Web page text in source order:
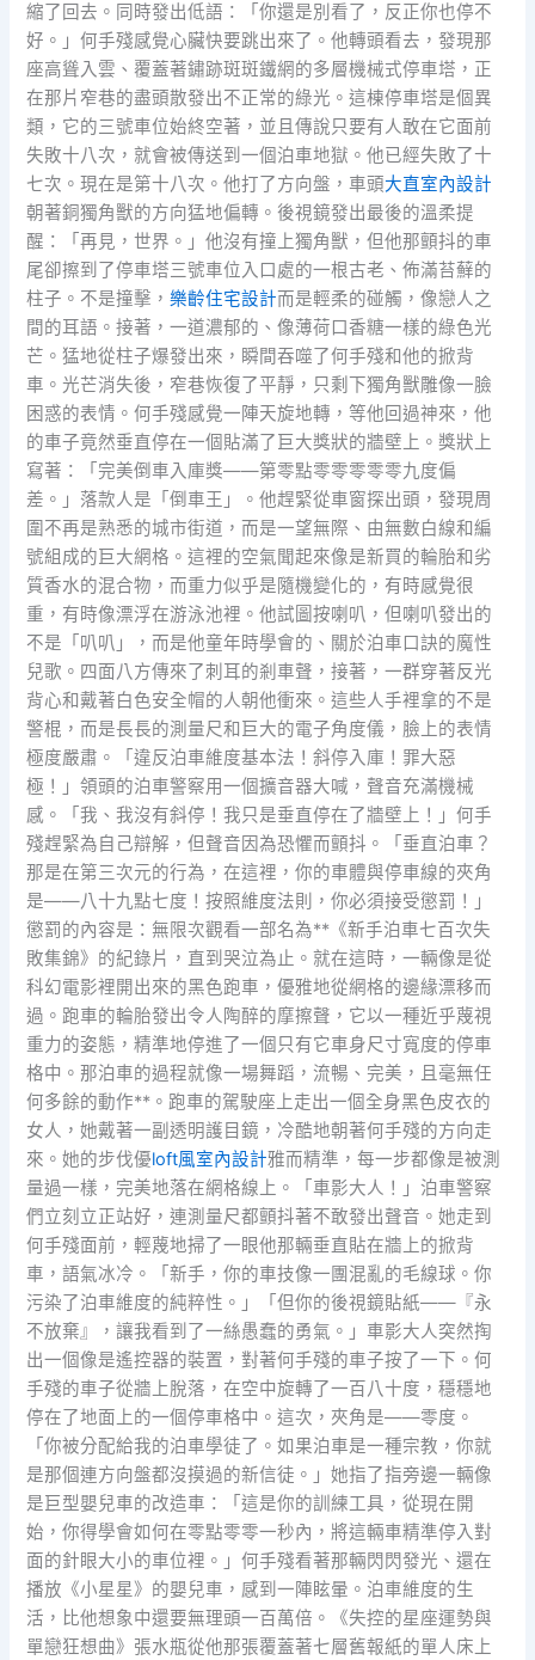
縮了回去。同時發出低語：「你還是別看了，反正你也停不
好。」何手殘感覺心臟快要跳出來了。他轉頭看去，發現那
座高聳入雲、覆蓋著鏽跡斑斑鐵網的多層機械式停車塔，正
在那片窄巷的盡頭散發出不正常的綠光。這棟停車塔是個異
類，它的三號車位始終空著，並且傳說只要有人敢在它面前
失敗十八次，就會被傳送到一個泊車地獄。他已經失敗了十
七次。現在是第十八次。他打了方向盤，車頭大直室內設計
朝著銅獨角獸的方向猛地偏轉。後視鏡發出最後的溫柔提
醒：「再見，世界。」他沒有撞上獨角獸，但他那顫抖的車
尾卻擦到了停車塔三號車位入口處的一根古老、佈滿苔蘚的
柱子。不是撞擊，樂齡住宅設計而是輕柔的碰觸，像戀人之
間的耳語。接著，一道濃郁的、像薄荷口香糖一樣的綠色光
芒。猛地從柱子爆發出來，瞬間吞噬了何手殘和他的掀背
車。光芒消失後，窄巷恢復了平靜，只剩下獨角獸雕像一臉
困惑的表情。何手殘感覺一陣天旋地轉，等他回過神來，他
的車子竟然垂直停在一個貼滿了巨大獎狀的牆壁上。獎狀上
寫著：「完美倒車入庫獎——第零點零零零零零九度偏
差。」落款人是「倒車王」。他趕緊從車窗探出頭，發現周
圍不再是熟悉的城市街道，而是一望無際、由無數白線和編
號組成的巨大網格。這裡的空氣聞起來像是新買的輪胎和劣
質香水的混合物，而重力似乎是隨機變化的，有時感覺很
重，有時像漂浮在游泳池裡。他試圖按喇叭，但喇叭發出的
不是「叭叭」，而是他童年時學會的、關於泊車口訣的魔性
兒歌。四面八方傳來了刺耳的剎車聲，接著，一群穿著反光
背心和戴著白色安全帽的人朝他衝來。這些人手裡拿的不是
警棍，而是長長的測量尺和巨大的電子角度儀，臉上的表情
極度嚴肅。「違反泊車維度基本法！斜停入庫！罪大惡
極！」領頭的泊車警察用一個擴音器大喊，聲音充滿機械
感。「我、我沒有斜停！我只是垂直停在了牆壁上！」何手
殘趕緊為自己辯解，但聲音因為恐懼而顫抖。「垂直泊車？
那是在第三次元的行為，在這裡，你的車體與停車線的夾角
是——八十九點七度！按照維度法則，你必須接受懲罰！」
懲罰的內容是：無限次觀看一部名為**《新手泊車七百次失
敗集錦》的紀錄片，直到哭泣為止。就在這時，一輛像是從
科幻電影裡開出來的黑色跑車，優雅地從網格的邊緣漂移而
過。跑車的輪胎發出令人陶醉的摩擦聲，它以一種近乎蔑視
重力的姿態，精準地停進了一個只有它車身尺寸寬度的停車
格中。那泊車的過程就像一場舞蹈，流暢、完美，且毫無任
何多餘的動作**。跑車的駕駛座上走出一個全身黑色皮衣的
女人，她戴著一副透明護目鏡，冷酷地朝著何手殘的方向走
來。她的步伐優loft風室內設計雅而精準，每一步都像是被測
量過一樣，完美地落在網格線上。「車影大人！」泊車警察
們立刻立正站好，連測量尺都顫抖著不敢發出聲音。她走到
何手殘面前，輕蔑地掃了一眼他那輛垂直貼在牆上的掀背
車，語氣冰冷。「新手，你的車技像一團混亂的毛線球。你
污染了泊車維度的純粹性。」「但你的後視鏡貼紙——『永
不放棄』，讓我看到了一絲愚蠢的勇氣。」車影大人突然掏
出一個像是遙控器的裝置，對著何手殘的車子按了一下。何
手殘的車子從牆上脫落，在空中旋轉了一百八十度，穩穩地
停在了地面上的一個停車格中。這次，夾角是——零度。
「你被分配給我的泊車學徒了。如果泊車是一種宗教，你就
是那個連方向盤都沒摸過的新信徒。」她指了指旁邊一輛像
是巨型嬰兒車的改造車：「這是你的訓練工具，從現在開
始，你得學會如何在零點零零一秒內，將這輛車精準停入對
面的針眼大小的車位裡。」何手殘看著那輛閃閃發光、還在
播放《小星星》的嬰兒車，感到一陣眩暈。泊車維度的生
活，比他想象中還要無理頭一百萬倍。《失控的星座運勢與
單戀狂想曲》張水瓶從他那張覆蓋著七層舊報紙的單人床上